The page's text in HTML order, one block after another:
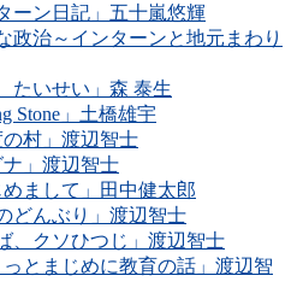
ーン日記」五十嵐悠輝
政治～インターンと地元まわり
たいせい」森 泰生
Stone」土橋雄宇
の村」渡辺智士
ナ」渡辺智士
めまして」田中健太郎
どんぶり」渡辺智士
、クソひつじ」渡辺智士
っとまじめに教育の話」渡辺智